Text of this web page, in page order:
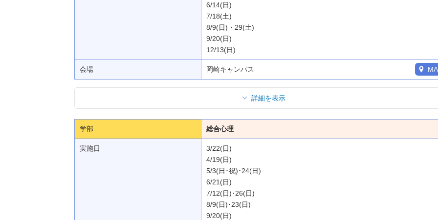
6/14(日)
7/18(土)
8/9(日)・29(土)
9/20(日)
12/13(日)
会場 岡崎キャンパス
詳細を表示
学部 総合心理
実施日
3/22(日)
4/19(日)
5/3(日･祝)･24(日)
6/21(日)
7/12(日)･26(日)
8/9(日)･23(日)
9/20(日)